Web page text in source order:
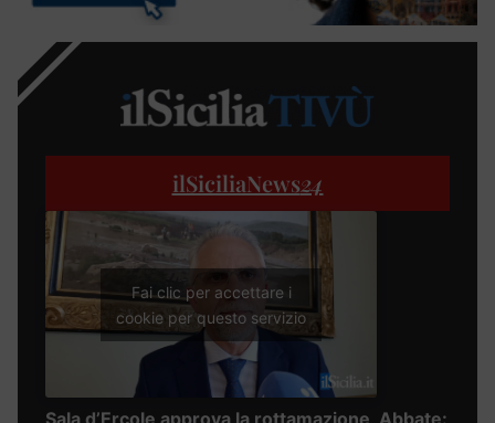
ilSiciliaNews24
Fai clic per accettare i
cookie per questo servizio